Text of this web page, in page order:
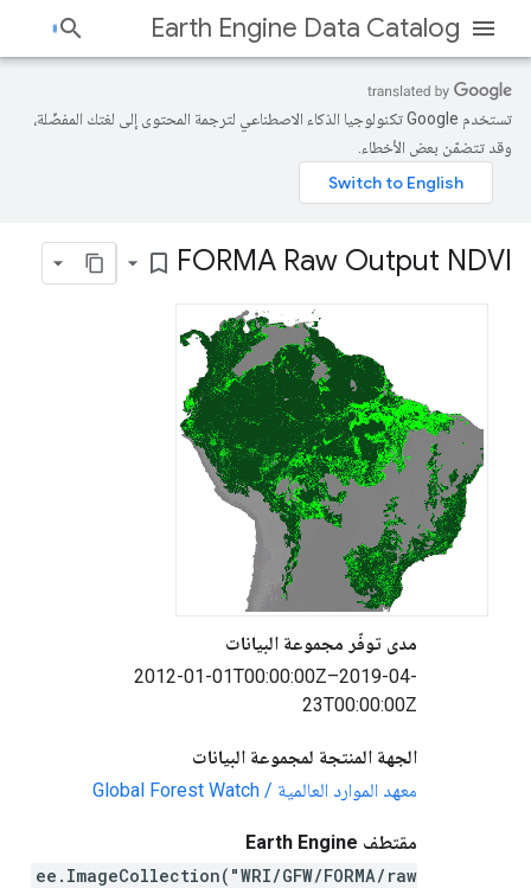
Earth Engine Data Catalog
تستخدم Google تكنولوجيا الذكاء الاصطناعي لترجمة المحتوى إلى لغتك المفضّلة،
وقد تتضمّن بعض الأخطاء.
FORMA Raw Output NDVI
bookmark_border
مدى توفّر مجموعة البيانات
2012-01-01T00:00:00Z–2019-04-
23T00:00:00Z
الجهة المنتجة لمجموعة البيانات
معهد الموارد العالمية / Global Forest Watch
مقتطف Earth Engine
ee.ImageCollection("WRI/GFW/FORMA/raw